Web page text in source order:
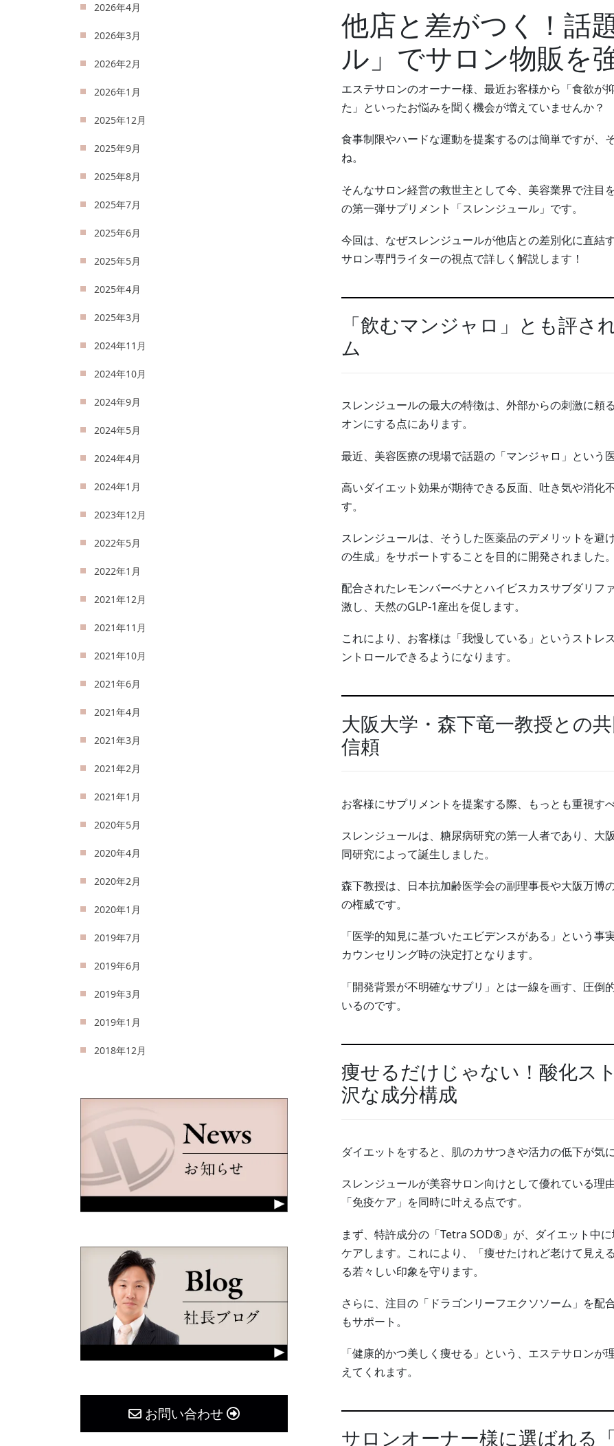
他店と差がつく！話
ル」でサロン物販を
エステサロンのオーナー様、最近お客様から「食欲が
た」といったお悩みを聞く機会が増えていませんか？
食事制限やハードな運動を提案するのは簡単ですが、
ね。
そんなサロン経営の救世主として今、美容業界で注目
の第一弾サプリメント「スレンジュール」です。
今回は、なぜスレンジュールが他店との差別化に直結
サロン専門ライターの視点で詳しく解説します！
「飲むマンジャロ」とも評さ
ム
スレンジュールの最大の特徴は、外部からの刺激に頼
オンにする点にあります。
最近、美容医療の現場で話題の「マンジャロ」という
高いダイエット効果が期待できる反面、吐き気や消化
す。
スレンジュールは、そうした医薬品のデメリットを避
の生成」をサポートすることを目的に開発されました。
配合されたレモンバーベナとハイビスカスサブダリフ
激し、天然のGLP-1産出を促します。
これにより、お客様は「我慢している」というストレ
ントロールできるようになります。
大阪大学・森下竜一教授との
信頼
お客様にサプリメントを提案する際、もっとも重視す
スレンジュールは、糖尿病研究の第一人者であり、大
同研究によって誕生しました。
森下教授は、日本抗加齢医学会の副理事長や大阪万博
の権威です。
「医学的知見に基づいたエビデンスがある」という事
カウンセリング時の決定打となります。
「開発背景が不明確なサプリ」とは一線を画す、圧
いるのです。
痩せるだけじゃない！酸化ス
沢な成分構成
ダイエットをすると、肌のカサつきや活力の低下が気
スレンジュールが美容サロン向けとして優れている理
「免疫ケア」を同時に叶える点です。
まず、特許成分の「Tetra SOD®」が、ダイエット中
ケアします。これにより、「痩せたけれど老けて見え
る若々しい印象を守ります。
さらに、注目の「ドラゴンリーフエクソソーム」を配
もサポート。
「健康的かつ美しく痩せる」という、エステサロン
えてくれます。
サロンオーナー様に選ばれる
2026年4月
2026年3月
2026年2月
2026年1月
2025年12月
2025年9月
2025年8月
2025年7月
2025年6月
2025年5月
2025年4月
2025年3月
2024年11月
2024年10月
2024年9月
2024年5月
2024年4月
2024年1月
2023年12月
2022年5月
2022年1月
2021年12月
2021年11月
2021年10月
2021年6月
2021年4月
2021年3月
2021年2月
2021年1月
2020年5月
2020年4月
2020年2月
2020年1月
2019年7月
2019年6月
2019年3月
2019年1月
2018年12月
お問い合わせ